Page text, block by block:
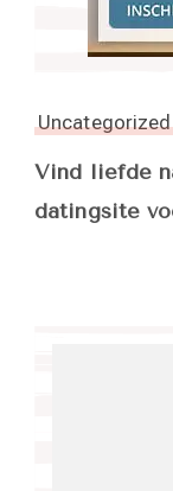
Uncategorized
Vind liefde
datingsite